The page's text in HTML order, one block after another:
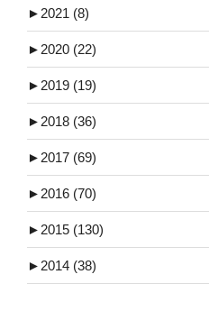
► 2021 (8)
► 2020 (22)
► 2019 (19)
► 2018 (36)
► 2017 (69)
► 2016 (70)
► 2015 (130)
► 2014 (38)